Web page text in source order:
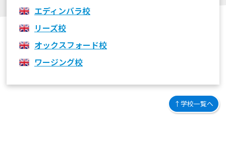
エディンバラ校
リーズ校
オックスフォード校
ワージング校
↑学校一覧へ